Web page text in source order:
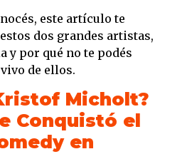
este artículo te
dos grandes artistas,
y por qué no te podés
de ellos.
Micholt?
Conquistó el
en